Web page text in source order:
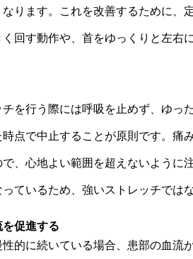
なります。これを改善するために
く回す動作や、首をゆっくりと左
を行う際には呼吸を止めず、ゆっ
点で中止することが原則です。痛
で、心地よい範囲を超えないよう
ているため、強いストレッチでは
促進する
的に続いている場合、患部の血流